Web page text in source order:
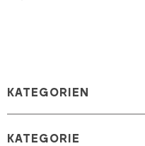
KATEGORIEN
KATEGORIE